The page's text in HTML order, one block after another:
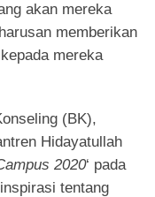
akan mereka
memberikan
mereka
(BK),
Hidayatullah
2020‘ pada
tentang